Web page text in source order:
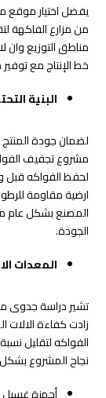
يفضل اختيار موقع
من مزارع الفاكهة
خط الإنتاج مع
البنية
لضمان جودة
مشروع تجفيف
لحفظ الفواكه قبل
ارضية مقاومة
المصنع بشكل عام
الجودة.
المعدات
تشير دراسة جدوى
زادت كفاءة
الفواكه لتقليل
نجاح المشروع